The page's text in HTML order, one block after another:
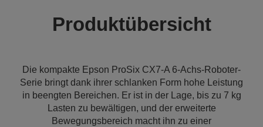
Produktübersicht
Die kompakte Epson ProSix CX7-A 6-Achs-Roboter-
Serie bringt dank ihrer schlanken Form hohe Leistung
in beengten Bereichen. Er ist in der Lage, bis zu 7 kg
Lasten zu bewältigen, und der erweiterte
Bewegungsbereich macht ihn zu einer